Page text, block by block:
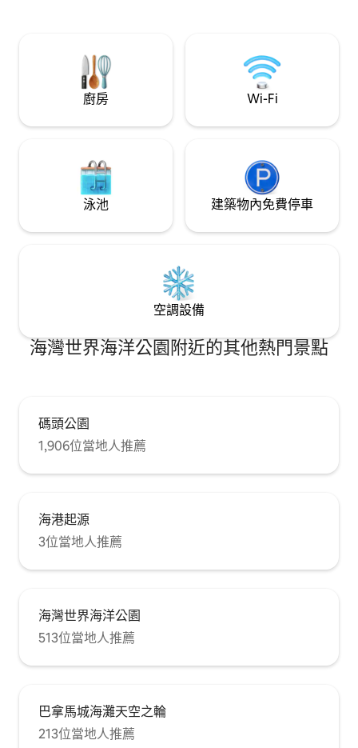
own 5 condos in this building. Click my
host profile, then scroll down to view all
of my listings.🌴
廚房 Wi-Fi
泳池 建築物內免費停車
空調設備
海灣世界海洋公園附近的其他熱門景點
碼頭公園
1,906位當地人推薦
海港起源
3位當地人推薦
海灣世界海洋公園
513位當地人推薦
巴拿馬城海灘天空之輪
213位當地人推薦